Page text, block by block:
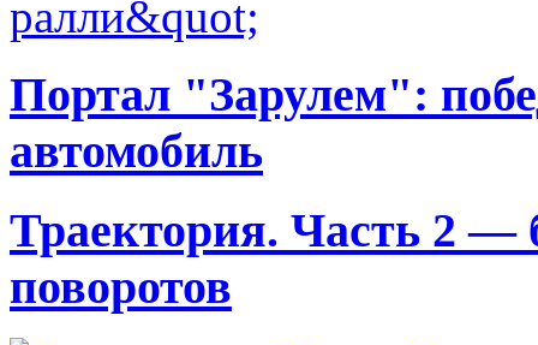
Портал "Зарулем":
автомобиль
Траектория. Часть 2 —
поворотов